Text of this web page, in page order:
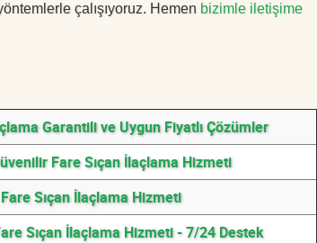
çalışıyoruz. Hemen bizimle iletişime
Garantili ve Uygun Fiyatlı Çözümler
Fare Sıçan İlaçlama Hizmeti
Sıçan İlaçlama Hizmeti
Sıçan İlaçlama Hizmeti - 7/24 Destek